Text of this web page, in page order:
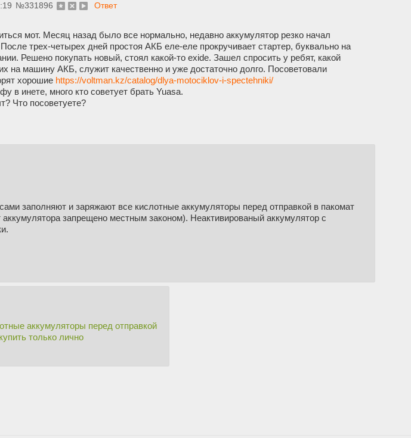
№331896 Ответ
мот. Месяц назад было все нормально, недавно аккумулятор резко начал
трех-четырех дней простоя АКБ еле-еле прокручивает стартер, буквально на
Решено покупать новый, стоял какой-то exide. Зашел спросить у ребят, какой
на машину АКБ, служит качественно и уже достаточно долго. Посоветовали
хорошие https://voltman.kz/catalog/dlya-motociklov-i-spectehniki/
в инете, много кто советует брать Yuasa.
Что посоветуете?
заполняют и заряжают все кислотные аккумуляторы перед отправкой в пакомат
аккумулятора запрещено местным законом). Неактивированый аккумулятор с
аккумуляторы перед отправкой
только лично